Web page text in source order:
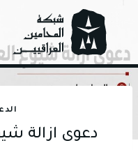
content
دعوى ازالة